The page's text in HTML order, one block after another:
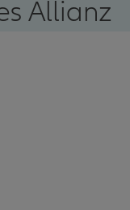
Allianz